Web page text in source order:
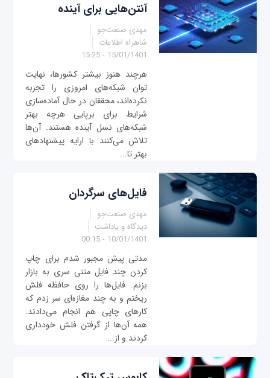
آنتن‌هایی برای آینده
مهدی صنعت‌جو
شاهراه اطلاعات
15/01/1401 - 15:25
هرچند هنوز بیشتر کشورها، نهایت
توان شبکه‌های امروزی را تجربه
نکرده‌اند، محققان در حال آماده‌سازی
شرایط برای برپایی هرچه بهتر
شبکه‌های نسل آینده هستند. آن‌ها
تلاش می‌کنند با ارایه پیشنهادهای
بهتر تا...
فایل‌های سرگردان
مهدی صنعت‌جو
دیدگاه و یاداشت
10/01/1401 - 00:15
مدتی پیش مجبور شدم برای چاپ
کردن چند فایل متنی سری به بازار
بزنم. فایل‌ها را روی حافظه فلش
ریختم و به چند مغازه‌ای سر زدم که
کارهای چاپی هم انجام می‌دادند.
همه آن‌ها از گرفتن فلش خودداری
کردند و از...